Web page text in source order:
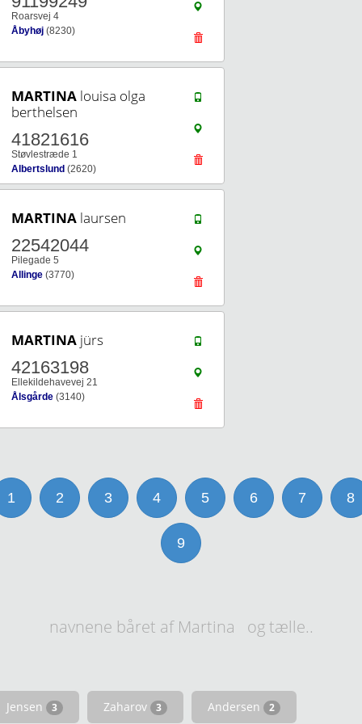
Roarsvej 4
Åbyhøj (8230)
MARTINA louisa olga
berthelsen
41821616
Støvlestræde 1
Albertslund (2620)
MARTINA laursen
22542044
Pilegade 5
Allinge (3770)
MARTINA jürs
42163198
Ellekildehavevej 21
Ålsgårde (3140)
1 2 3 4 5 6 7 8
9
navnene båret af Martina og tælle..
Jensen 3 Zaharov 3 Andersen 2